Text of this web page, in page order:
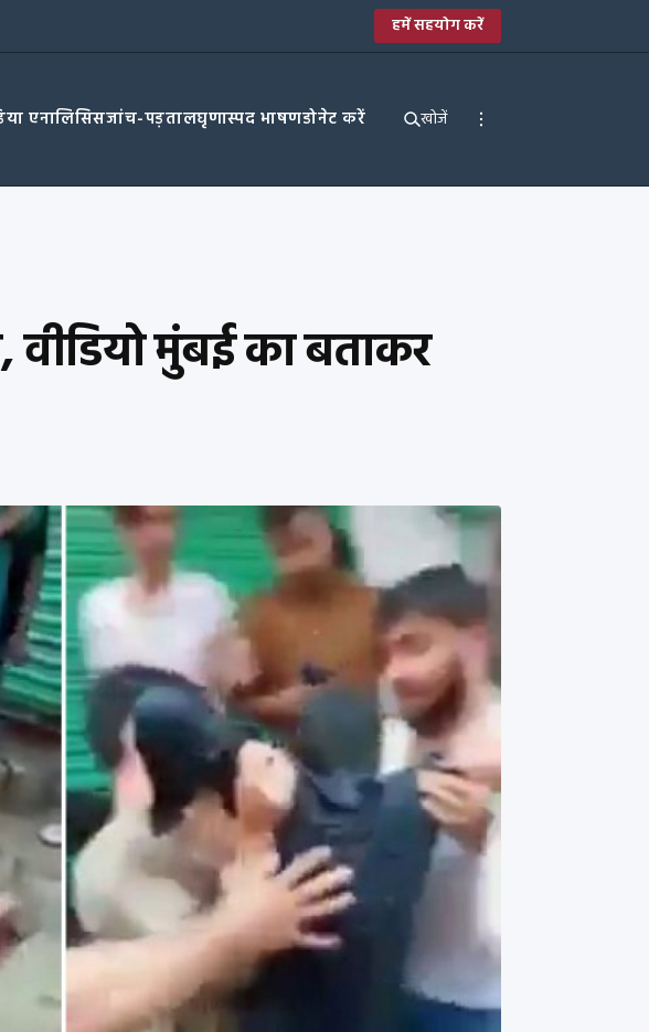
हमें सहयोग करें
एनालिसिसजांच-पड़तालघृणास्पद भाषणडोनेट करें खोजें
मुंबई का बताकर